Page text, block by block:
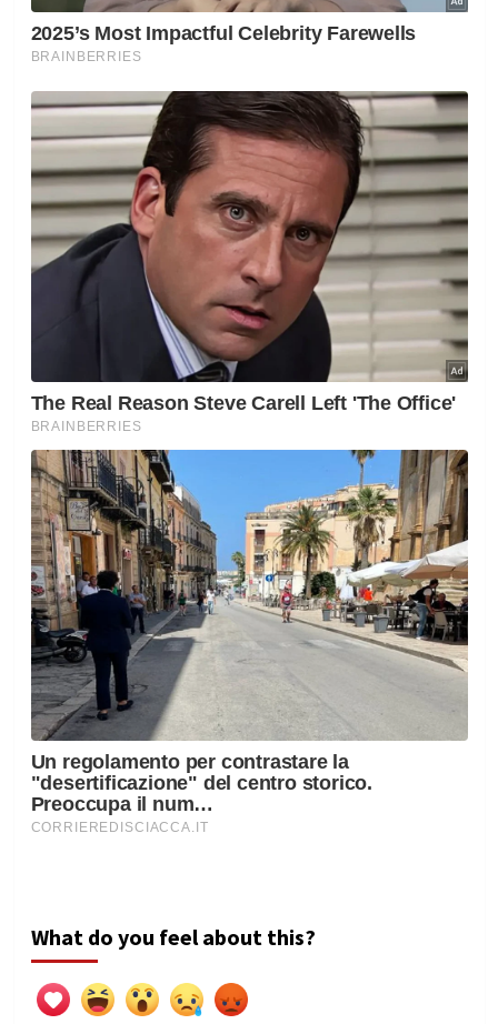
What do you feel about this?